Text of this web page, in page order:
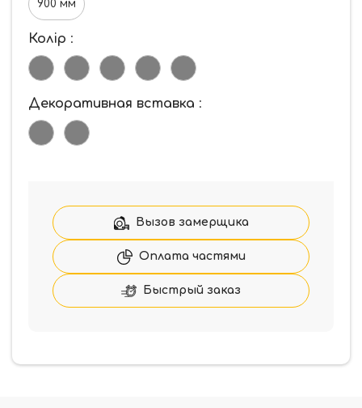
900 мм
Колір :
Декоративная вставка :
Вызов замерщика
Оплата частями
Быстрый заказ